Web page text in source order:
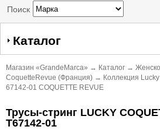
Поиск
Каталог
Магазин «GrandeMarca» → Каталог →
CoquetteRevue (Франция) → Коллекция Lucky
67142-01 COQUETTE REVUE
Трусы-стринг LUCKY
Т67142-01